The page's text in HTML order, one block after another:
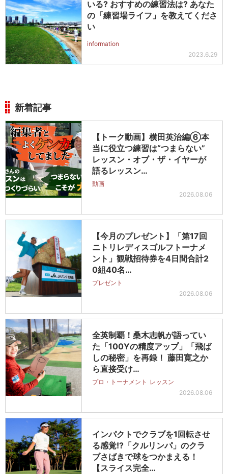
いる? おすすめの練習法は? あなた
の「練習場ライフ」を教えてくださ
い
information
2023.6.29
新着記事
【トーク動画】横田英治編⑥本
当に役立つ練習は“つまらない”
レッスン・オブ・ザ・イヤーが
語るレッスン…
動画
2026.08.06
【今月のプレゼント】「第17回
ニトリレディスゴルフトーナメ
ント」観戦招待券を4日間合計2
0組40名…
プレゼント
2026.08.06
全英制覇！桑木志帆が語ってい
た「100Yの精度アップ」「飛ば
しの秘密」を再録！ 藤田寛之か
ら直接受け…
プロ・トーナメント レッスン
2026.08.06
インパクトでクラブを1回転させ
る感覚!?「クルリンパ」のクラ
ブさばきで球をつかまえる！
【スライス完全…